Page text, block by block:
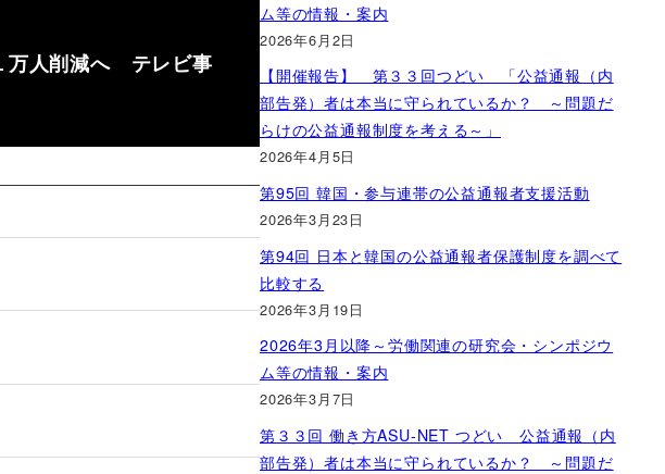
人削減へ テレビ事
ム等の情報・案内
2026年6月2日
【開催報告】 第３３回つどい 「公益通報（内
部告発）者は本当に守られているか？ ～問題だ
らけの公益通報制度を考える～」
2026年4月5日
第95回 韓国・参与連帯の公益通報者支援活動
2026年3月23日
第94回 日本と韓国の公益通報者保護制度を調べて
比較する
2026年3月19日
2026年3月以降～労働関連の研究会・シンポジウ
ム等の情報・案内
2026年3月7日
第３３回 働き方ASU-NET つどい 公益通報（内
部告発）者は本当に守られているか？ ～問題だ